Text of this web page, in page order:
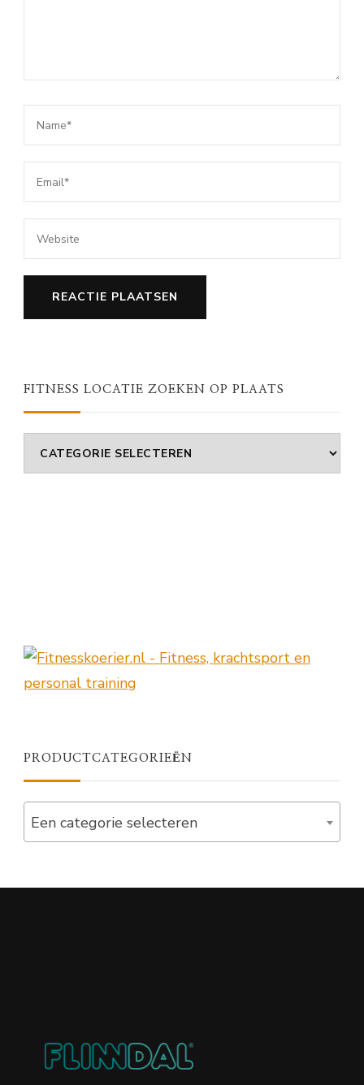
FITNESS LOCATIE ZOEKEN OP PLAATS
Fitness
Locatie
PRODUCTCATEGORIEËN
Een categorie selecteren